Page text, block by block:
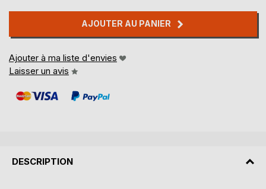
AJOUTER AU PANIER
Ajouter à ma liste d'envies
Laisser un avis
DESCRIPTION